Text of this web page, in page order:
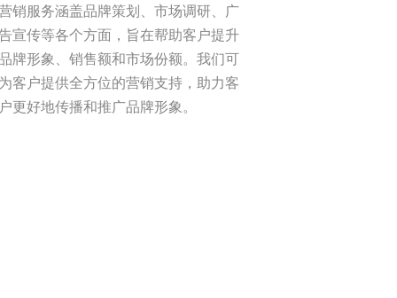
销服务涵盖品牌策划、市场调研、广
宣传等各个方面，旨在帮助客户提升
牌形象、销售额和市场份额。我们可
客户提供全方位的营销支持，助力客
更好地传播和推广品牌形象。